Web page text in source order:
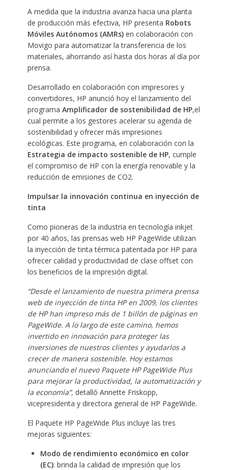
A medida que la industria avanza hacia una planta
de producción más efectiva, HP presenta Robots
Móviles Autónomos (AMRs)en colaboración con
Movigo para automatizar la transferencia de los
materiales, ahorrando así hasta dos horas al día por
prensa.
Desarrollado en colaboración con impresores y
convertidores, HP anunció hoy el lanzamiento del
programa Amplificador de sostenibilidad de HP,el
cual permite a los gestores acelerar su agenda de
sostenibilidad y ofrecer más impresiones
ecológicas. Este programa, en colaboración con la
Estrategia de impacto sostenible de HP, cumple
el compromiso de HP con la energía renovable y la
reducción de emisiones de CO2.
Impulsar la innovación continua en inyección de
tinta
Como pioneras de la industria en tecnología inkjet
por 40 años, las prensas web HP PageWide utilizan
la inyección de tinta térmica patentada por HP para
ofrecer calidad y productividad de clase offset con
los beneficios de la impresión digital.
“Desde el lanzamiento de nuestra primera prensa
web de inyección de tinta HP en 2009, los clientes
de HP han impreso más de 1 billón de páginas en
PageWide. A lo largo de este camino, hemos
invertido en innovación para proteger las
inversiones de nuestros clientes y ayudarlos a
crecer de manera sostenible. Hoy estamos
anunciando el nuevo Paquete HP PageWide Plus
para mejorar la productividad, la automatización y
la economía”, detalló Annette Friskopp,
vicepresidenta y directora general de HP PageWide.
El Paquete HP PageWide Plus incluye las tres
mejoras siguientes:
Modo de rendimiento económico en color
(EC): brinda la calidad de impresión que los